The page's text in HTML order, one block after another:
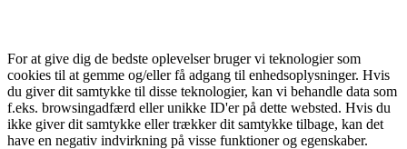
For at give dig de bedste oplevelser bruger vi teknologier som
cookies til at gemme og/eller få adgang til enhedsoplysninger. Hvis
du giver dit samtykke til disse teknologier, kan vi behandle data som
f.eks. browsingadfærd eller unikke ID'er på dette websted. Hvis du
ikke giver dit samtykke eller trækker dit samtykke tilbage, kan det
have en negativ indvirkning på visse funktioner og egenskaber.